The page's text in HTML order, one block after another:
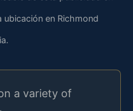
ubicación en Richmond
a variety of